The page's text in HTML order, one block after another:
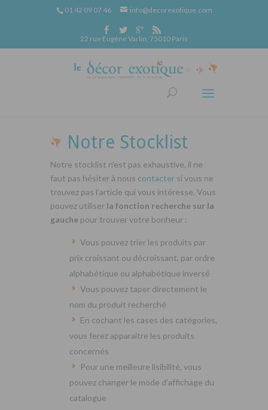
01 42 09 07 46 info@decorexotique.com
22 rue Eugène Varlin, 75010 Paris
Notre Stocklist
Notre stocklist n’est pas exhaustive, il ne
faut pas hésiter à nous contacter si vous ne
trouvez pas l’article qui vous intéresse. Vous
pouvez utiliser la fonction recherche sur la
gauche pour trouver votre bonheur :
Vous pouvez trier les produits par
prix croissant ou décroissant, par ordre
alphabétique ou alphabétique inversé
Vous pouvez taper directement le
nom du produit recherché
En cochant les cases des catégories,
vous ferez apparaitre les produits
concernés
Pour une meilleure lisibilité, vous
pouvez changer le mode d’affichage du
catalogue